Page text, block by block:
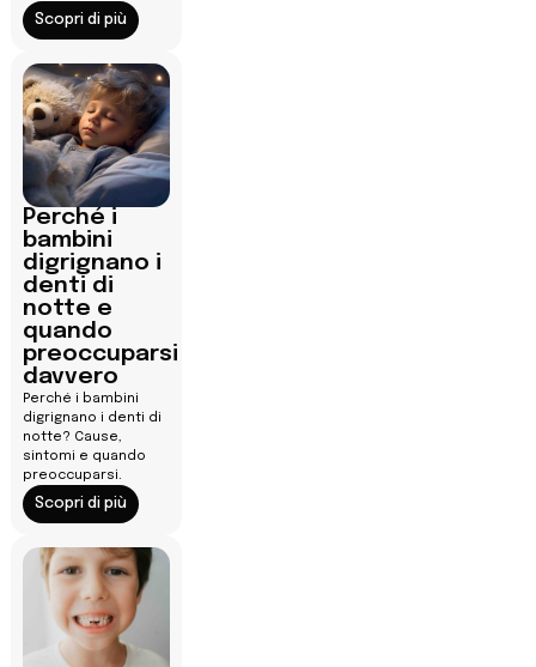
Scopri di più
Perché i
bambini
digrignano i
denti di
notte e
quando
preoccuparsi
davvero
Perché i bambini
digrignano i denti di
notte? Cause,
sintomi e quando
preoccuparsi.
Scopri di più